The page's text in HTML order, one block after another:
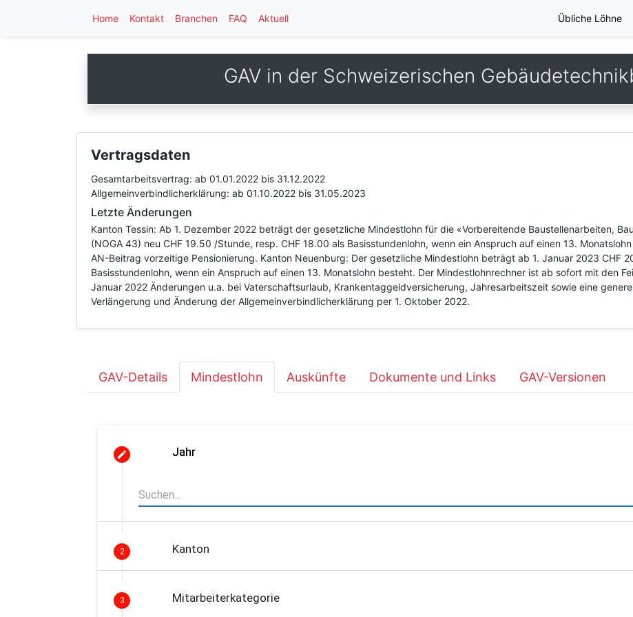
Home Kontakt Branchen FAQ Aktuell Übliche Löhne
GAV in der Schweizerischen
Vertragsdaten
Gesamtarbeitsvertrag: ab 01.01.2022 bis 31.12.2022
Allgemeinverbindlicherklärung: ab 01.10.2022 bis 31.05.2023
Letzte Änderungen
Kanton Tessin: Ab 1. Dezember 2022 beträgt der gesetzliche Mindestlohn für die «Vorbereitende Baustellenarbeiten,
(NOGA 43) neu CHF 19.50 /Stunde, resp. CHF 18.00 als Basisstundenlohn, wenn ein Anspruch auf einen 13.
AN-Beitrag vorzeitige Pensionierung. Kanton Neuenburg: Der gesetzliche Mindestlohn beträgt ab 1. Januar 2023 CHF
Basisstundenlohn, wenn ein Anspruch auf einen 13. Monatslohn besteht. Der Mindestlohnrechner ist ab sofort mit den
Januar 2022 Änderungen u.a. bei Vaterschaftsurlaub, Krankentaggeldversicherung, Jahresarbeitszeit sowie eine
Verlängerung und Änderung der Allgemeinverbindlicherklärung per 1. Oktober 2022.
GAV-Details Mindestlohn Auskünfte Dokumente und Links GAV-Versionen
Jahr
2 Kanton
3 Mitarbeiterkategorie